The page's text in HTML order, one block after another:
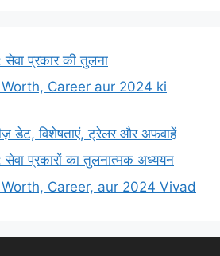
प्रकार की तुलना
Career aur 2024 ki
डेट, विशेषताएं, ट्रेलर और अफवाहें
प्रकारों का तुलनात्मक अध्ययन
Career, aur 2024 Vivad